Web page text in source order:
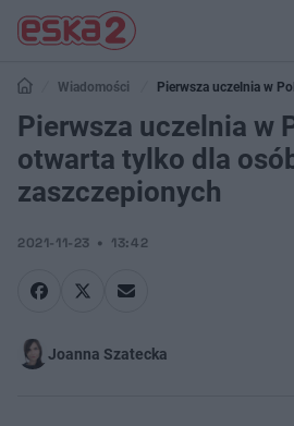
Wiadomości
Pierwsza uczelnia w
zaszczepionych
Pierwsza uczelnia w
otwarta tylko dla
zaszczepionych
2021-11-23 13:42
Joanna Szatecka